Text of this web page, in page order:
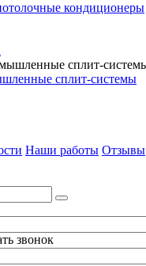
кондиционеры
сплит-системы
Наши работы Отзывы
звонок